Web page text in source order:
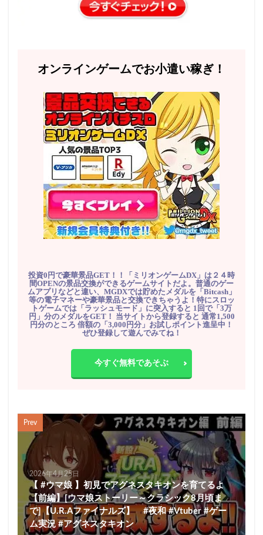
オンラインゲームでお小遣い稼ぎ！
投資0円で豪華景品GET！！「ミリオンゲームDX」は２４時
間OPENの景品交換ができるゲームサイトだよ。普通のゲー
ムアプリなどと違い、MGDXでは貯めたメダルを「Bitcash」
等の電子マネーや豪華景品と交換できちゃうよ！特にスロッ
トゲームでは「ラッシュモード」に突入すると 1回で「3万
円」分のメダルをGET！ 当サイトから登録すると 通常1,500
円分のところ 倍額の「3,000円分」お試しポイント進呈中！
ぜひ登録して遊んでみてね！
今すぐ無料であそぶ
Prev
2026年4月25日
【 #ウマ娘 】初見でアグネスタキオンを育てるよ
【前編】[ウマ娘ストーリー～クラシック8月頃ま
で]【U.R.Aファイナルズ】 #夜和 #Vtuber #ゲー
ム実況 #アグネスタキオン